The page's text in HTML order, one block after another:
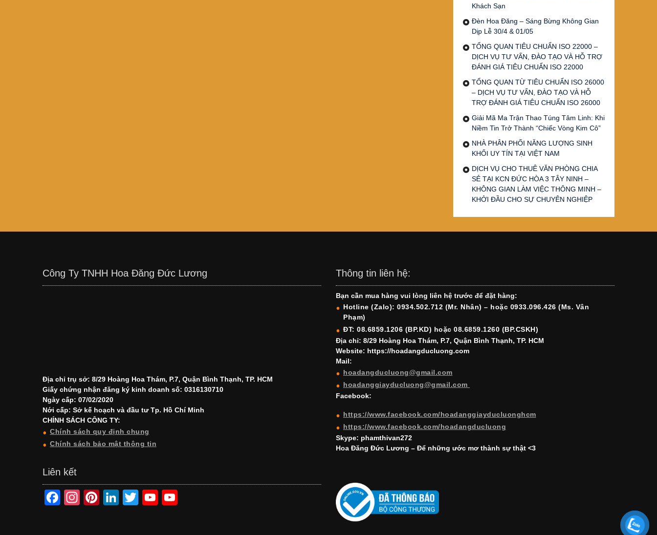
Khách Sạn
Đèn Hoa Đăng – Sáng Bừng Không Gian
Dịp Lễ 30/4 & 01/05
TỔNG QUAN TIÊU CHUẨN ISO 22000 –
DỊCH VỤ TƯ VẤN, ĐÀO TẠO VÀ HỖ TRỢ
ĐÁNH GIÁ TIÊU CHUẨN ISO 22000
TỔNG QUAN TỪ TIÊU CHUẨN ISO 26000
– DỊCH VỤ TƯ VẤN, ĐÀO TẠO VÀ HỖ
TRỢ ĐÁNH GIÁ TIÊU CHUẨN ISO 26000
Giải Mã Ma Trận Thao Túng Tâm Linh: Khi
Niềm Tin Trở Thành “Chiếc Vòng Kim Cô”
NHÀ PHÂN PHỐI NĂNG LƯỢNG SINH
KHỐI UY TÍN TẠI VIỆT NAM
DỊCH VỤ CHO THUÊ VĂN PHÒNG CHIA
SẺ TẠI KCN ĐỨC HÒA 3 TÂY NINH –
KHÔNG GIAN LÀM VIỆC THÔNG MINH –
KHỞI ĐẦU CHO SỰ CHUYÊN NGHIỆP
Công Ty TNHH Hoa Đăng Đức Lương
Địa chỉ trụ sở: 8/29 Hoàng Hoa Thám, P.7, Quận Bình Thạnh, TP. HCM
Giấy chứng nhận đăng ký kinh doanh số: 0316130710
Ngày cấp: 07/02/2020
Nới cấp: Sở kế hoạch và đầu tư Tp. Hồ Chí Minh
CHÍNH SÁCH CÔNG TY:
Chính sách quy định chung
Chính sách bảo mật thông tin
Liên kết
F
In
Pi
Li
T
Y
Thông tin liên hệ:
Bạn cần mua hàng vui lòng liên hệ trước để đặt hàng:
Hotline (Zalo): 0934.502.712 (Mr. Nhân) – hoặc 0933.096.426 (Ms. Vân
Phạm)
ĐT: 08.6859.1206 (BP.KD) hoặc 08.6859.1260 (BP.CSKH)
Địa chỉ: 8/29 Hoàng Hoa Thám, P.7, Quận Bình Thạnh, TP. HCM
Website: https://hoadangducluong.com
Mail:
hoadangducluong@gmail.com
hoadanggiayducluong@gmail.com
Facebook:
https://www.facebook.com/hoadanggiayducluonghcm
https://www.facebook.com/hoadangducluong
Skype: phamthivan272
Hoa Đăng Đức Lương – Để những ước mơ thành sự thật <3